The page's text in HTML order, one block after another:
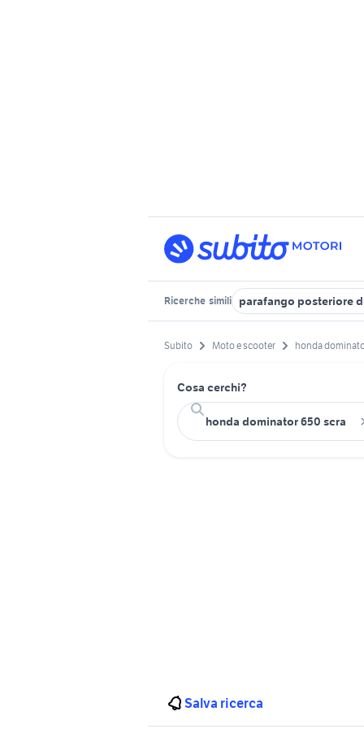
Ricerche simili parafango posteriore
Subito Moto e scooter honda
Cosa cerchi?
Salva ricerca